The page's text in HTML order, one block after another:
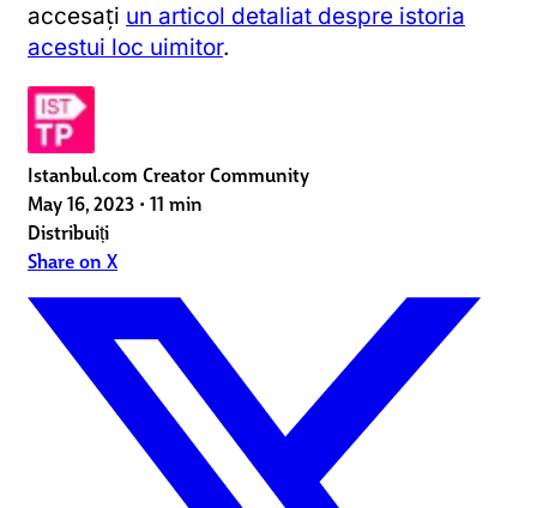
accesați un articol detaliat despre istoria
acestui loc uimitor.
Istanbul.com Creator Community
May 16, 2023 • 11 min
Distribuiți
Share on X